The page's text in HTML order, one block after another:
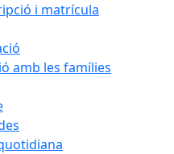
i matrícula
amb les famílies